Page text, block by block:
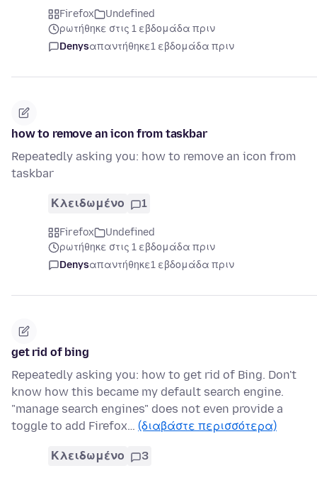
Firefox
Undefined
ρωτήθηκε στις 1 εβδομάδα πριν
Denysαπαντήθηκε1 εβδομάδα πριν
how to remove an icon from taskbar
Repeatedly asking you: how to remove an icon from
taskbar
Κλειδωμένο 1
Firefox
Undefined
ρωτήθηκε στις 1 εβδομάδα πριν
Denysαπαντήθηκε1 εβδομάδα πριν
get rid of bing
Repeatedly asking you: how to get rid of Bing. Don't
know how this became my default search engine.
"manage search engines" does not even provide a
toggle to add Firefox… (διαβάστε περισσότερα)
Κλειδωμένο 3